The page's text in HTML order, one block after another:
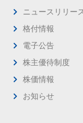
ニュースリリー
格付情報
電子公告
株主優待制度
株価情報
お知らせ